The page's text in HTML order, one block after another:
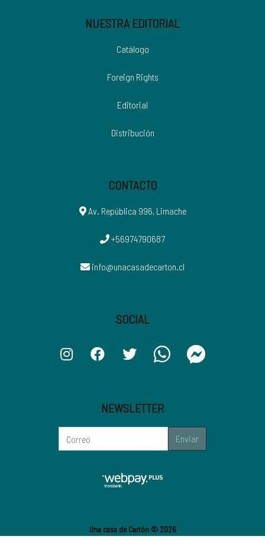
NUESTRA EDITORIAL
Catálogo
Foreign Rights
Editorial
Distribución
CONTACTO
Av. República 996, Limache
+56974790687
info@unacasadecarton.cl
SOCIAL
NEWSLETTER
Enviar
Una casa de Cartón © 2026